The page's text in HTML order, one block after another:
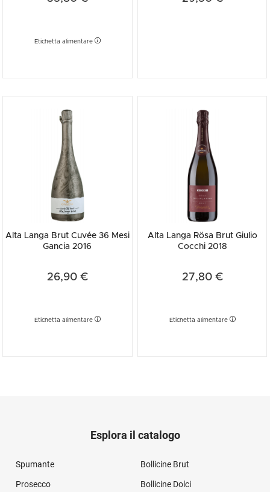
Etichetta alimentare
Alta Langa Brut Cuvée 36 Mesi
Gancia 2016
26,90 €
Etichetta alimentare
Alta Langa Rösa Brut Giulio
Cocchi 2018
27,80 €
Etichetta alimentare
Esplora il catalogo
Spumante Bollicine Brut
Prosecco Bollicine Dolci